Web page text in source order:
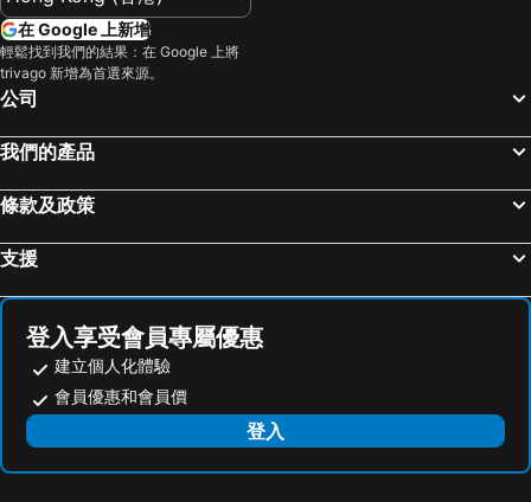
在 Google 上新增
輕鬆找到我們的結果：在 Google 上將
trivago 新增為首選來源。
公司
我們的產品
條款及政策
支援
登入享受會員專屬優惠
建立個人化體驗
會員優惠和會員價
登入